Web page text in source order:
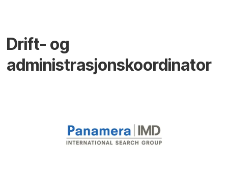
Drift- og
administrasjonskoordinator